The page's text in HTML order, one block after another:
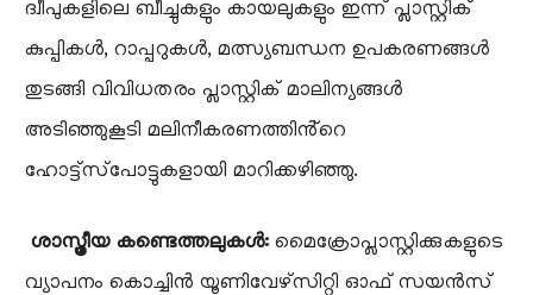
ദ്വീപുകളിലെ ബീച്ചുകളും കായലുകളും ഇന്ന് പ്ലാസ്റ്റിക്
കുപ്പികൾ, റാപ്പറുകൾ, മത്സ്യബന്ധന ഉപകരണങ്ങൾ
തുടങ്ങി വിവിധതരം പ്ലാസ്റ്റിക് മാലിന്യങ്ങൾ
അടിഞ്ഞുകൂടി മലിനീകരണത്തിൻ്റെ
ഹോട്ട്‌സ്‌പോട്ടുകളായി മാറിക്കഴിഞ്ഞു.
ശാസ്ത്രീയ കണ്ടെത്തലുകൾ:മൈക്രോപ്ലാസ്റ്റിക്കുകളുടെ
വ്യാപനം ​കൊച്ചിൻ യൂണിവേഴ്‌സിറ്റി ഓഫ് സയൻസ്